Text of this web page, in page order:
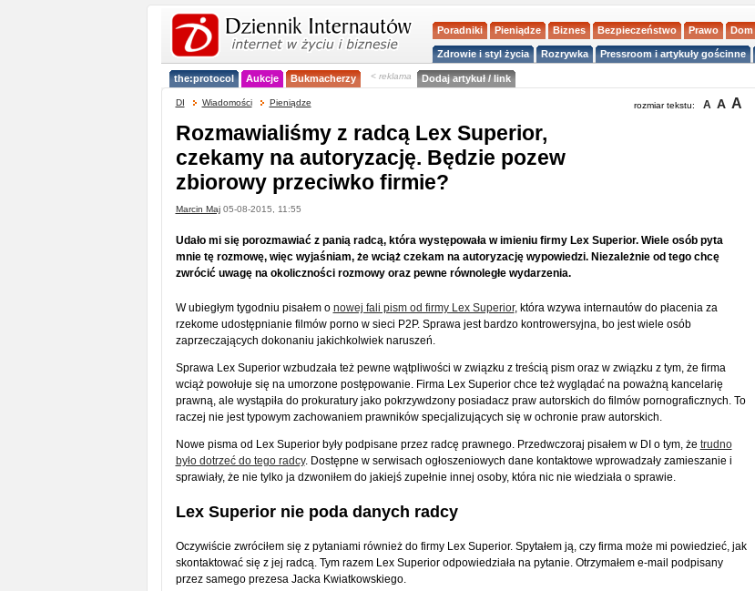
Poradniki Pieniądze Biznes Bezpieczeństwo Prawo Dom
Zdrowie i styl życia Rozrywka Pressroom i artykuły gościnne
the:protocol Aukcje Bukmacherzy < reklama Dodaj artykuł / link
DI Wiadomości Pieniądze rozmiar tekstu: A A A
Rozmawialiśmy z radcą Lex Superior,
czekamy na autoryzację. Będzie pozew
zbiorowy przeciwko firmie?
Marcin Maj05-08-2015, 11:55
Udało mi się porozmawiać z panią radcą, która występowała w imieniu firmy Lex Superior. Wiele osób pyta
mnie tę rozmowę, więc wyjaśniam, że wciąż czekam na autoryzację wypowiedzi. Niezależnie od tego chcę
zwrócić uwagę na okoliczności rozmowy oraz pewne równoległe wydarzenia.
W ubiegłym tygodniu pisałem o nowej fali pism od firmy Lex Superior, która wzywa internautów do płacenia za
rzekome udostępnianie filmów porno w sieci P2P. Sprawa jest bardzo kontrowersyjna, bo jest wiele osób
zaprzeczających dokonaniu jakichkolwiek naruszeń.
Sprawa Lex Superior wzbudzała też pewne wątpliwości w związku z treścią pism oraz w związku z tym, że firma
wciąż powołuje się na umorzone postępowanie. Firma Lex Superior chce też wyglądać na poważną kancelarię
prawną, ale wystąpiła do prokuratury jako pokrzywdzony posiadacz praw autorskich do filmów pornograficznych. To
raczej nie jest typowym zachowaniem prawników specjalizujących się w ochronie praw autorskich.
Nowe pisma od Lex Superior były podpisane przez radcę prawnego. Przedwczoraj pisałem w DI o tym, że trudno
było dotrzeć do tego radcy. Dostępne w serwisach ogłoszeniowych dane kontaktowe wprowadzały zamieszanie i
sprawiały, że nie tylko ja dzwoniłem do jakiejś zupełnie innej osoby, która nic nie wiedziała o sprawie.
Lex Superior nie poda danych radcy
Oczywiście zwróciłem się z pytaniami również do firmy Lex Superior. Spytałem ją, czy firma może mi powiedzieć, jak
skontaktować się z jej radcą. Tym razem Lex Superior odpowiedziała na pytanie. Otrzymałem e-mail podpisany
przez samego prezesa Jacka Kwiatkowskiego.